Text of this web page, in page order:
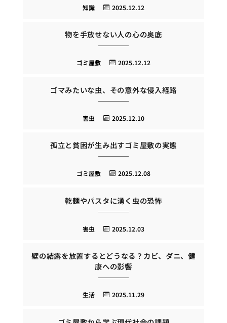
2025.12.12
知識
物を手放せない人の心の奥底
2025.12.12
ゴミ屋敷
ゴマみたいな虫、その意外な侵入経路
2025.12.10
害虫
孤立と貧困が生み出すゴミ屋敷の実態
2025.12.08
ゴミ屋敷
乾麺やパスタに湧く虫の恐怖
2025.12.03
害虫
壁の結露を放置するとどうなる？カビ、ダニ、健
康への影響
2025.11.29
生活